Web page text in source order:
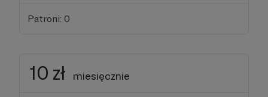
Patroni: 0
10 zł miesięcznie